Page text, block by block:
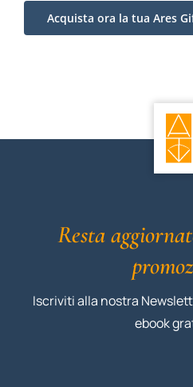
Acquista ora la tua Ares
Resta
Iscriviti alla nostra
ebook